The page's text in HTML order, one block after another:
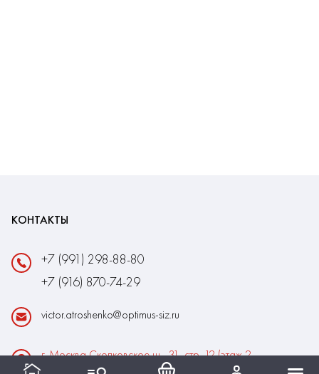
КОНТАКТЫ
+7 (991) 298-88-80
+7 (916) 870-74-29
victor.atroshenko@optimus-siz.ru
г. Москва Сколковское ш., 31, стр. 12 (этаж 2,
помещение 22)